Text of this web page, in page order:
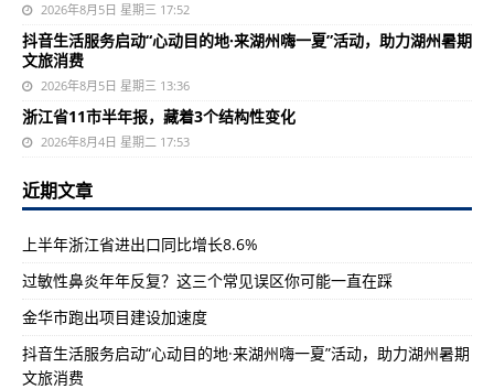
2026年8月5日 星期三 17:52
抖音生活服务启动“心动目的地·来湖州嗨一夏”活动，助力湖州暑期
文旅消费
2026年8月5日 星期三 13:36
浙江省11市半年报，藏着3个结构性变化
2026年8月4日 星期二 17:53
近期文章
上半年浙江省进出口同比增长8.6%
过敏性鼻炎年年反复？这三个常见误区你可能一直在踩
金华市跑出项目建设加速度
抖音生活服务启动“心动目的地·来湖州嗨一夏”活动，助力湖州暑期
文旅消费